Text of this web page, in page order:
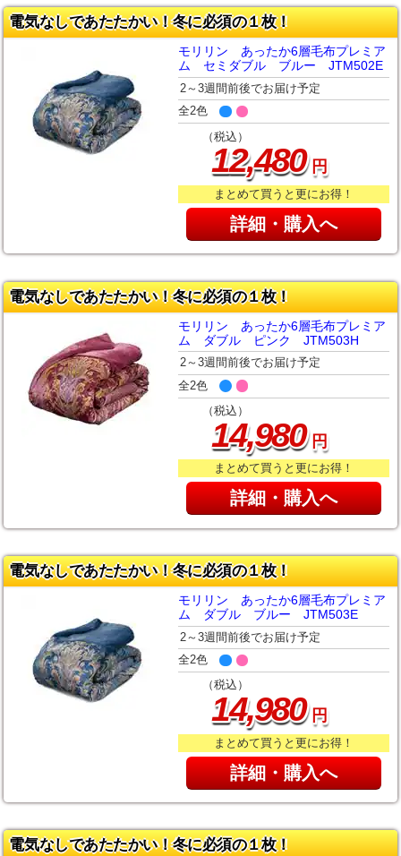
電気なしであたたかい！冬に必須の１枚！
モリリン あったか6層毛布プレミア
ム セミダブル ブルー JTM502E
2～3週間前後でお届け予定
全2色
（税込）
12,480円
まとめて買うと更にお得！
詳細・購入へ
電気なしであたたかい！冬に必須の１枚！
モリリン あったか6層毛布プレミア
ム ダブル ピンク JTM503H
2～3週間前後でお届け予定
全2色
（税込）
14,980円
まとめて買うと更にお得！
詳細・購入へ
電気なしであたたかい！冬に必須の１枚！
モリリン あったか6層毛布プレミア
ム ダブル ブルー JTM503E
2～3週間前後でお届け予定
全2色
（税込）
14,980円
まとめて買うと更にお得！
詳細・購入へ
電気なしであたたかい！冬に必須の１枚！